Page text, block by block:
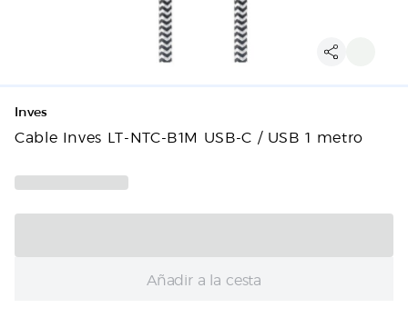
Inves
Cable Inves LT-NTC-B1M USB-C / USB 1 metro
Añadir a la cesta